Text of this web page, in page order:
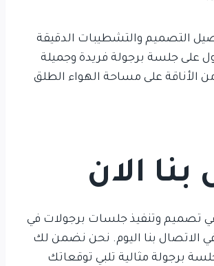
التصميم والتشطيبات الدقيقة
على جلسة برجولة فريدة وجميلة
على مساحة الهواء الطلق
الان
تصميم وتنفيذ جلسات برجولات في
في الاتصال بنا اليوم. نحن نضمن لك
برجولة مثالية تلبي توقعاتك